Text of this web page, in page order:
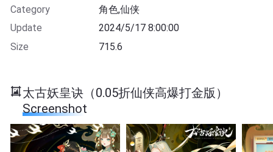
Category
角色,仙侠
Update
2024/5/17 8:00:00
Size
715.6
太古妖皇诀（0.05折仙侠高爆打金版）
Screenshot